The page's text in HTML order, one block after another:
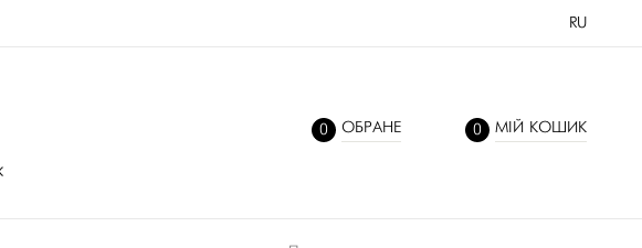
RU
0 МІЙ КОШИК
0 ОБРАНЕ